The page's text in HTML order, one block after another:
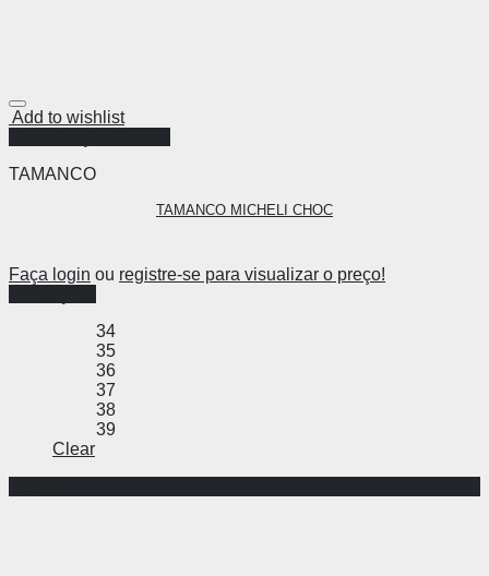
Add to wishlist
TAMANCO
TAMANCO MICHELI CHOC
Faça login ou registre-se para visualizar o preço!
34
35
36
37
38
39
Clear